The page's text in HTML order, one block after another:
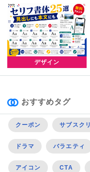
デザイン
おすすめタグ
クーポン サブスク
ドラマ バラエティ
アイコン CTA